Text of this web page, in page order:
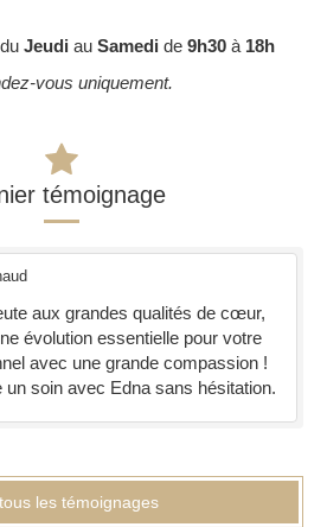
Jeudi au Samedi de 9h30 à 18h
vous uniquement.
témoignage
aux grandes qualités de cœur,
évolution essentielle pour votre
avec une grande compassion !
soin avec Edna sans hésitation.
les témoignages